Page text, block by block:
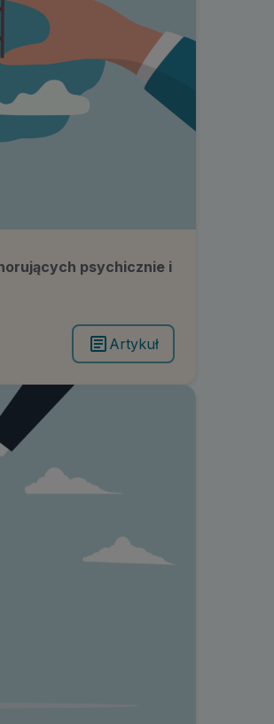
psychicznie i
Artykuł